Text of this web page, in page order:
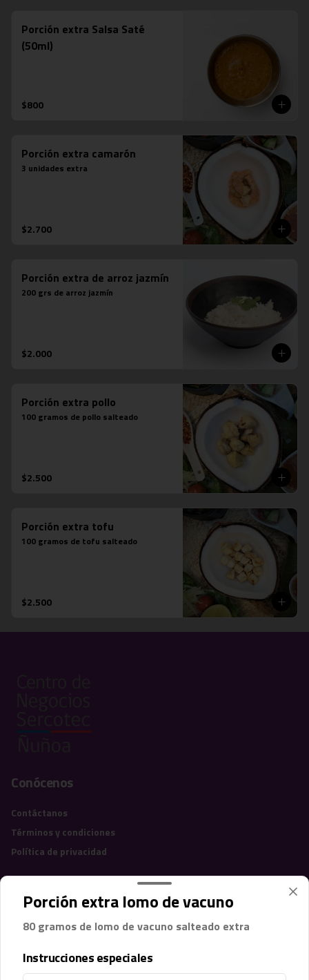
Porción extra Salsa Saté
(50ml)
$800
Porción extra camarón
3 unidades extra
$2.700
Porción extra de arroz jazmín
200 grs de arroz jazmín
$2.000
Porción extra pollo
100 gramos de pollo salteado
$2.500
Porción extra tofu
100 gramos de tofu salteado
$2.500
Conócenos
Contáctanos
Términos y condiciones
Política de privacidad
Redes sociales
Instagram
Facebook
Mi cuenta
Porción extra lomo de vacuno
80 gramos de lomo de vacuno salteado extra
Instrucciones especiales